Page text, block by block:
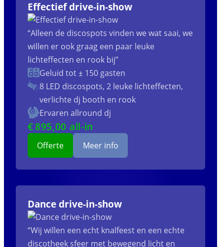
Effectief drive-in-show
“Alleen de discospots vinden we wat saai, we
willen er ook graag een paar leuke
lichteffecten en rook bij”
Geluid tot ± 150 gasten
8 LED discospots, 2 leuke lichteffecten,
verlichte dj booth en rook
Ervaren allround dj
€895,00 all-in
Offerte Meer info
Dance drive-in-show
“Wij willen een echt knalfeest en een echte
discotheek sfeer met bewegend licht en